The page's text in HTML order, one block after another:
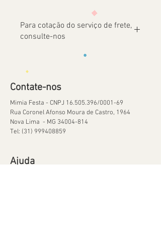
Para cotação do serviço de frete,
consulte-nos
Contate-nos
Mimia Festa - CNPJ 16.505.396/0001-69
Rua Coronel Afonso Moura de Castro, 1964
Nova Lima - MG 34004-814
Tel: (31) 999408859
Ajuda